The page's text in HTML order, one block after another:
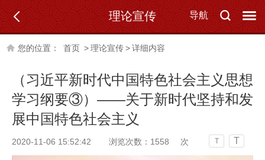
导航
理论宣传
您的位置： 首页 >理论宣传>详细内容
（习近平新时代中国特色社会主义思想
学习纲要③）——关于新时代坚持和发
展中国特色社会主义
2020-11-06 15:52:42 浏览次数： 1558 次 T T